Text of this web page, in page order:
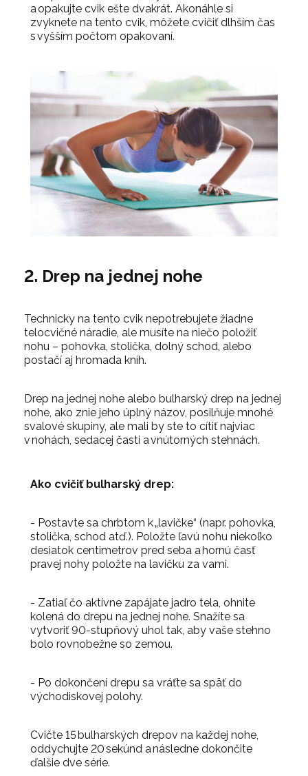
a opakujte cvik ešte dvakrát. Akonáhle si
zvyknete na tento cvik, môžete cvičiť dlhším čas
s vyšším počtom opakovaní.
2. Drep na jednej nohe
Technicky na tento cvik nepotrebujete žiadne
telocvičné náradie, ale musíte na niečo položiť
nohu – pohovka, stolička, dolný schod, alebo
postačí aj hromada kníh.
Drep na jednej nohe alebo bulharský drep na jednej
nohe, ako znie jeho úplný názov, posilňuje mnohé
svalové skupiny, ale mali by ste to cítiť najviac
v nohách, sedacej časti a vnútorných stehnách.
Ako cvičiť bulharský drep:
- Postavte sa chrbtom k „lavičke“ (napr. pohovka,
stolička, schod atď.). Položte ľavú nohu niekoľko
desiatok centimetrov pred seba a hornú časť
pravej nohy položte na lavičku za vami.
- Zatiaľ čo aktívne zapájate jadro tela, ohnite
kolená do drepu na jednej nohe. Snažíte sa
vytvoriť 90-stupňový uhol tak, aby vaše stehno
bolo rovnobežne so zemou.
- Po dokončení drepu sa vráťte sa späť do
východiskovej polohy.
Cvičte 15 bulharských drepov na každej nohe,
oddychujte 20 sekúnd a následne dokončite
ďalšie dve série.